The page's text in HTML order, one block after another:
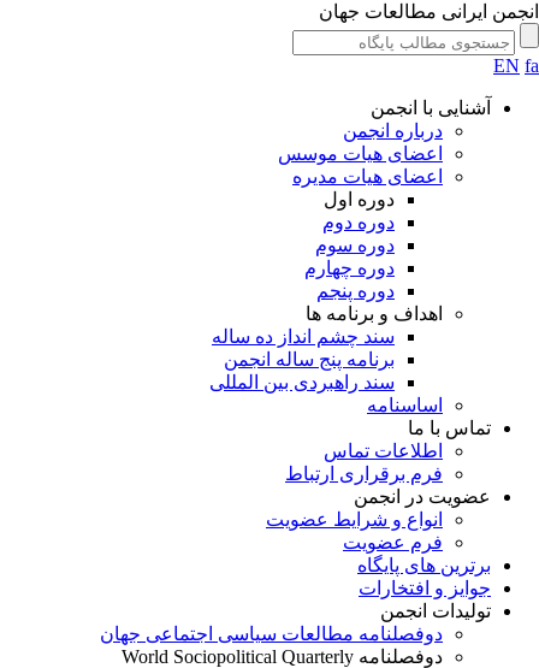
ایرانی مطالعات جهان
EN
آشنایی با انجمن
درباره انجمن
اعضای هیات موسس
اعضای هیات مدیره
دوره اول
دوره دوم
دوره سوم
دوره چهارم
دوره پنجم
اهداف و برنامه ها
سند چشم انداز ده ساله
برنامه پنج ساله انجمن
سند راهبردی بین المللی
اساسنامه
تماس با ما
اطلاعات تماس
فرم برقراری ارتباط
عضویت در انجمن
انواع و شرایط عضویت
فرم عضویت
برترین های پایگاه
جوایز و افتخارات
تولیدات انجمن
دوفصلنامه مطالعات سیاسی اجتماعی جهان
دوفصلنامه World Sociopolitical Quarterly